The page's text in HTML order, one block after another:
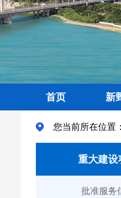
首页 新
您当前所在位置
重大建设
批准服务